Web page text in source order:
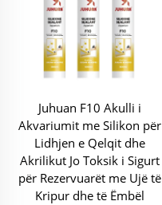
Juhuan F10 Akulli i
Akvariumit me Silikon për
Lidhjen e Qelqit dhe
Akrilikut Jo Toksik i Sigurt
për Rezervuarët me Ujë të
Kripur dhe të Ëmbël